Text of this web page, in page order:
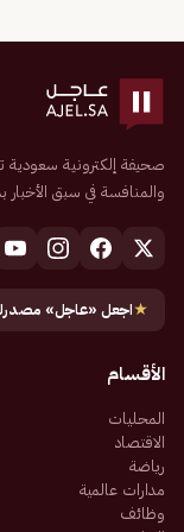
والمنافسة في سبق
★اجعل «عاجل»
الأقسام
المحليات
الاقتصاد
رياضة
مدارات عالمية
وظائف